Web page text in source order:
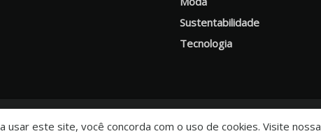
Sustentabilidade
Tecnologia
usar este site, você concorda com o uso de cookies. Visite nossa